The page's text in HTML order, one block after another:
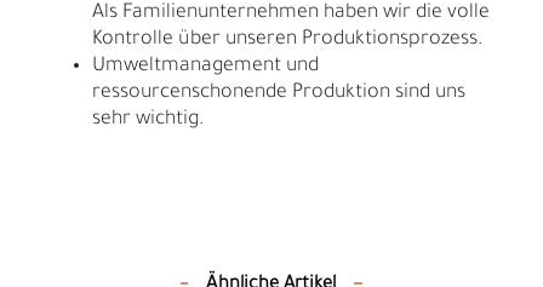
Als Familienunternehmen haben wir die volle
Kontrolle über unseren Produktionsprozess.
Umweltmanagement und
ressourcenschonende Produktion sind uns
sehr wichtig.